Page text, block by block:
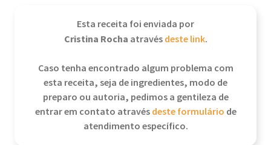
Esta receita foi enviada por
Cristina Rocha atravésdeste link.
Caso tenha encontrado algum problema com
esta receita, seja de ingredientes, modo de
preparo ou autoria, pedimos a gentileza de
entrar em contato atravésdeste formulário de
atendimento específico.